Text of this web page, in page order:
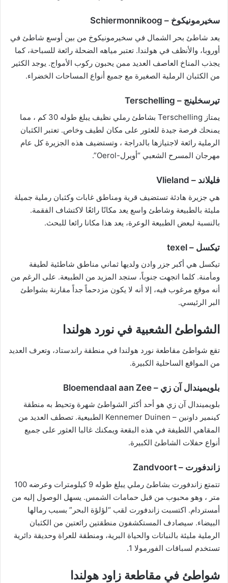
سخيرمونيكوخ – Schiermonnikoog
يعد شاطئ بحر الشمال في سخيرمونيكوخ من بين أوسع شاطئ في
أوروبا، والأنظف في هولندا. تعتبر مياهه الضحلة رائعة للسباحة، كما
يجذب المناخ العاصف العديد ممن يحبون ركوب الأمواج. يوجد الكثير
من الكثبان الرملية الصغيرة مع جميع أنواع المساحات الخضراء.
تيرسخلينج – Terschelling
يمتاز Terschelling بشاطئ رملي نظيف يبلغ طوله 30 كم ، مما
يمنحك فرصة جيدة للعثور على مكان لطيف وخاص. تعتبر الكثبان
الرملية رائعة لاجتيازها بالدراجة ، وتستضيف هذه الجزيرة كل عام
مهرجان المسرح الشعبي “أويرل-Oerol”.
فليلاند – Vlieland
هي جزيرة هادئة تستضيف قرية ومناطق غابات وكثبان رملية جميلة
مليئة بالطبيعة وشاطئ واسع يعد مكانًا رائعًا لاكتشاف الفقمة.
بالنسبة لبعض الطبيعة الوعرة، يعد هذا مكانا رائعا للبحث.
تيكسل – texel
تيكسل هي أكبر جزر وادن ولديها ثماني مناطق شاطئية لطيفة
ومأمنة. كلما اتجهت جنوباً، ستجد المزيد من الطبيعة. على الرغم من
أنه موقع مرغوب فيه، إلا أنه لا يكون مزدحماً جداً مقارنة بشواطئ
البر الرئيسي.
الشواطئ الشعبية في نورد هولندا
تقع شواطئ مقاطعة نورد هولندا في منطقة راندستاد، وتعرف العديد
من المواقع الساحلية الكبيرة.
بلويميندال آن زي – Bloemendaal aan Zee
بلويميندال آن زي هو أحد أكثر الشواطئ شهرة وتحيط به منطقة
كينمير داونين – Kennemer Duinen الطبيعية. تصطف العديد من
المقاهي اللطيفة في هذه البقعة ويمكنك غالبا العثور على جميع
أنواع حفلات الشاطئ الكبيرة.
زاندفورت – Zandvoort
تتمتع زاندفورت بشاطئ رملي يبلغ طوله 9 كيلومترات وعرضه 100
متر ، وهو محبوب من قبل حمامات الشمس. يسهل الوصول إليه من
أمستردام. اكتسبت زاندفورت لقب “لؤلؤة البحر” بسبب رمالها
البيضاء. سيصادف المستكشفون منطقتين رائعتين من الكثبان
الرملية مليئة بالنباتات والحياة البرية، ومنطقة للعراة وحديقة دائرية
تستخدم لسباقات الفورمولا 1.
شواطئ في مقاطعة زاود هولندا